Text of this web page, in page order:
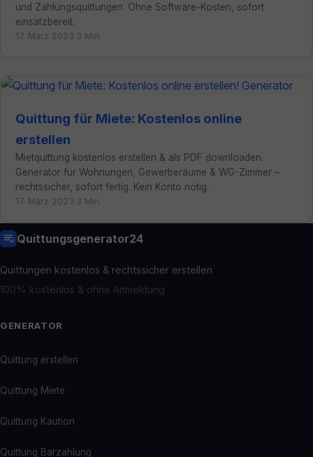
und Zahlungsquittungen. Ohne Software-Kosten, sofort
einsatzbereit.
17. März 2023 3 Min.
Quittung für Miete: Kostenlos online
erstellen
Mietquittung kostenlos erstellen & als PDF downloaden.
Generator für Wohnungen, Gewerberäume & WG-Zimmer –
rechtssicher, sofort fertig. Kein Konto nötig.
17. März 2023 3 Min.
Quittungsgenerator24
Quittungen kostenlos & rechtssicher erstellen
100% kostenlos & ohne Anmeldung
GENERATOR
Quittung erstellen
Quittung Miete
Quittung Kaution
Quittung Barzahlung